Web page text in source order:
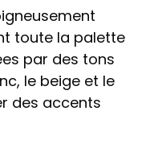
toute la palette
par des tons
le beige et le
des accents